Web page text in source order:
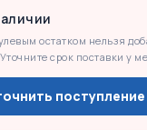
остатком нельзя
срок поставки у
поступление